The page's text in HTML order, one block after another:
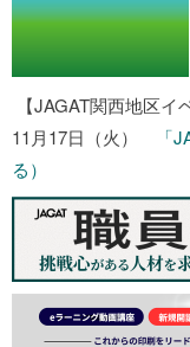
【JAGAT関西地区イ
11月17日（火）
「
る）